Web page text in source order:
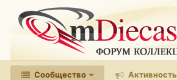
Сообщество Активность